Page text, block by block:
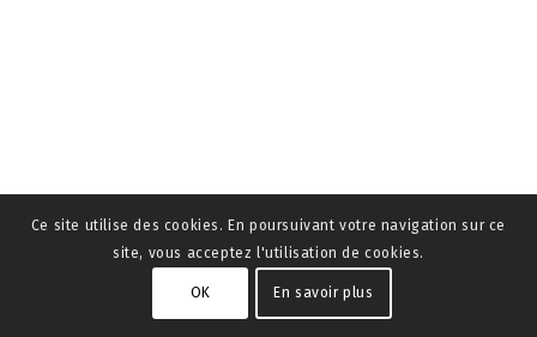
Ce site utilise des cookies. En poursuivant votre navigation sur ce
site, vous acceptez l'utilisation de cookies.
OK En savoir plus